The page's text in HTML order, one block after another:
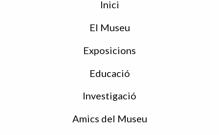
Inici
El Museu
Exposicions
Educació
Investigació
Amics del Museu